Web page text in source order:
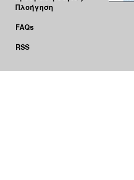
Πλοήγηση
FAQs
RSS